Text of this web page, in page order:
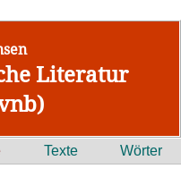
Literatur
Texte Wörter